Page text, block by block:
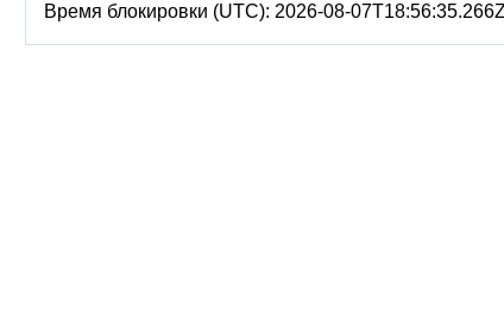
Время блокировки (UTC): 2026-08-07T18:56:35.266Z